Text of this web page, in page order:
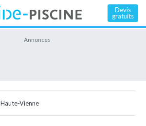
Devis
gratuits
Haute-Vienne